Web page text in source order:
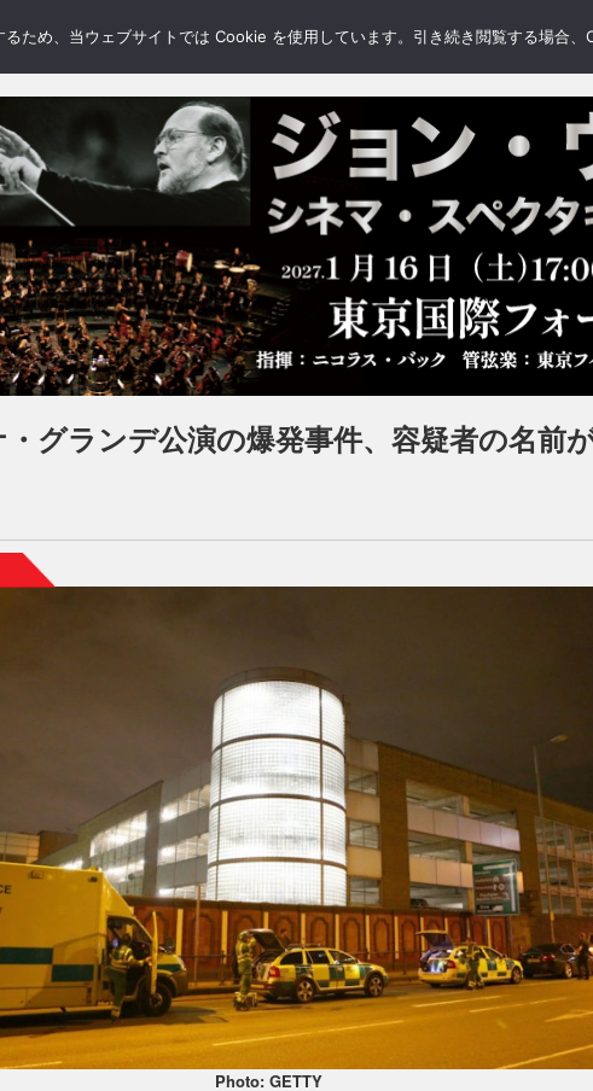
NEWS REVIEWS GALLERY BLOGS FEATURE
グランデ公演の爆発事件、容疑者の名前
Photo: GETTY
ため、当ウェブサイトでは Cookie を使用しています。引き続き閲覧する場合、